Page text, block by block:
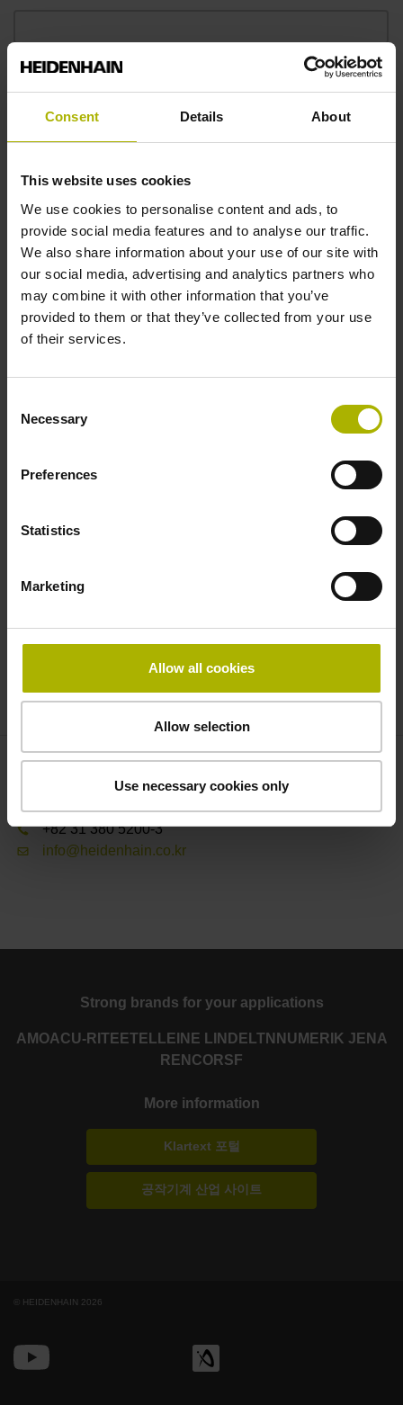
Consent Details About
This website uses cookies
We use cookies to personalise content and ads, to
provide social media features and to analyse our traffic.
We also share information about your use of our site with
our social media, advertising and analytics partners who
may combine it with other information that you’ve
provided to them or that they’ve collected from your use
of their services.
Selection
Necessary
Preferences
Statistics
Marketing
Allow all cookies
Allow selection
Use necessary cookies only
전화번호*
메시지*
본인은개인 정보 보호 정책
을 읽고 이에 동의 함을 확인
HEIDENHAIN GmbH는 제공된 개인 정보를 수집, 사용 및
처분합니다. 귀하의 데이터는 DR. JOHANNES
재량에 따라 직접 연락을 취할 수도 있습니다.
요청 보내기
전자장비용 제품문의
+82 31 380 5200-3
info@heidenhain.co.kr
Strong brands for your applications
AMOACU-RITE ETEL LEINE LINDE LTN NUMERIK JENA
RENCORSF
More information
Klartext 포털
공작기계 산업 사이트
© HEIDENHAIN 2026